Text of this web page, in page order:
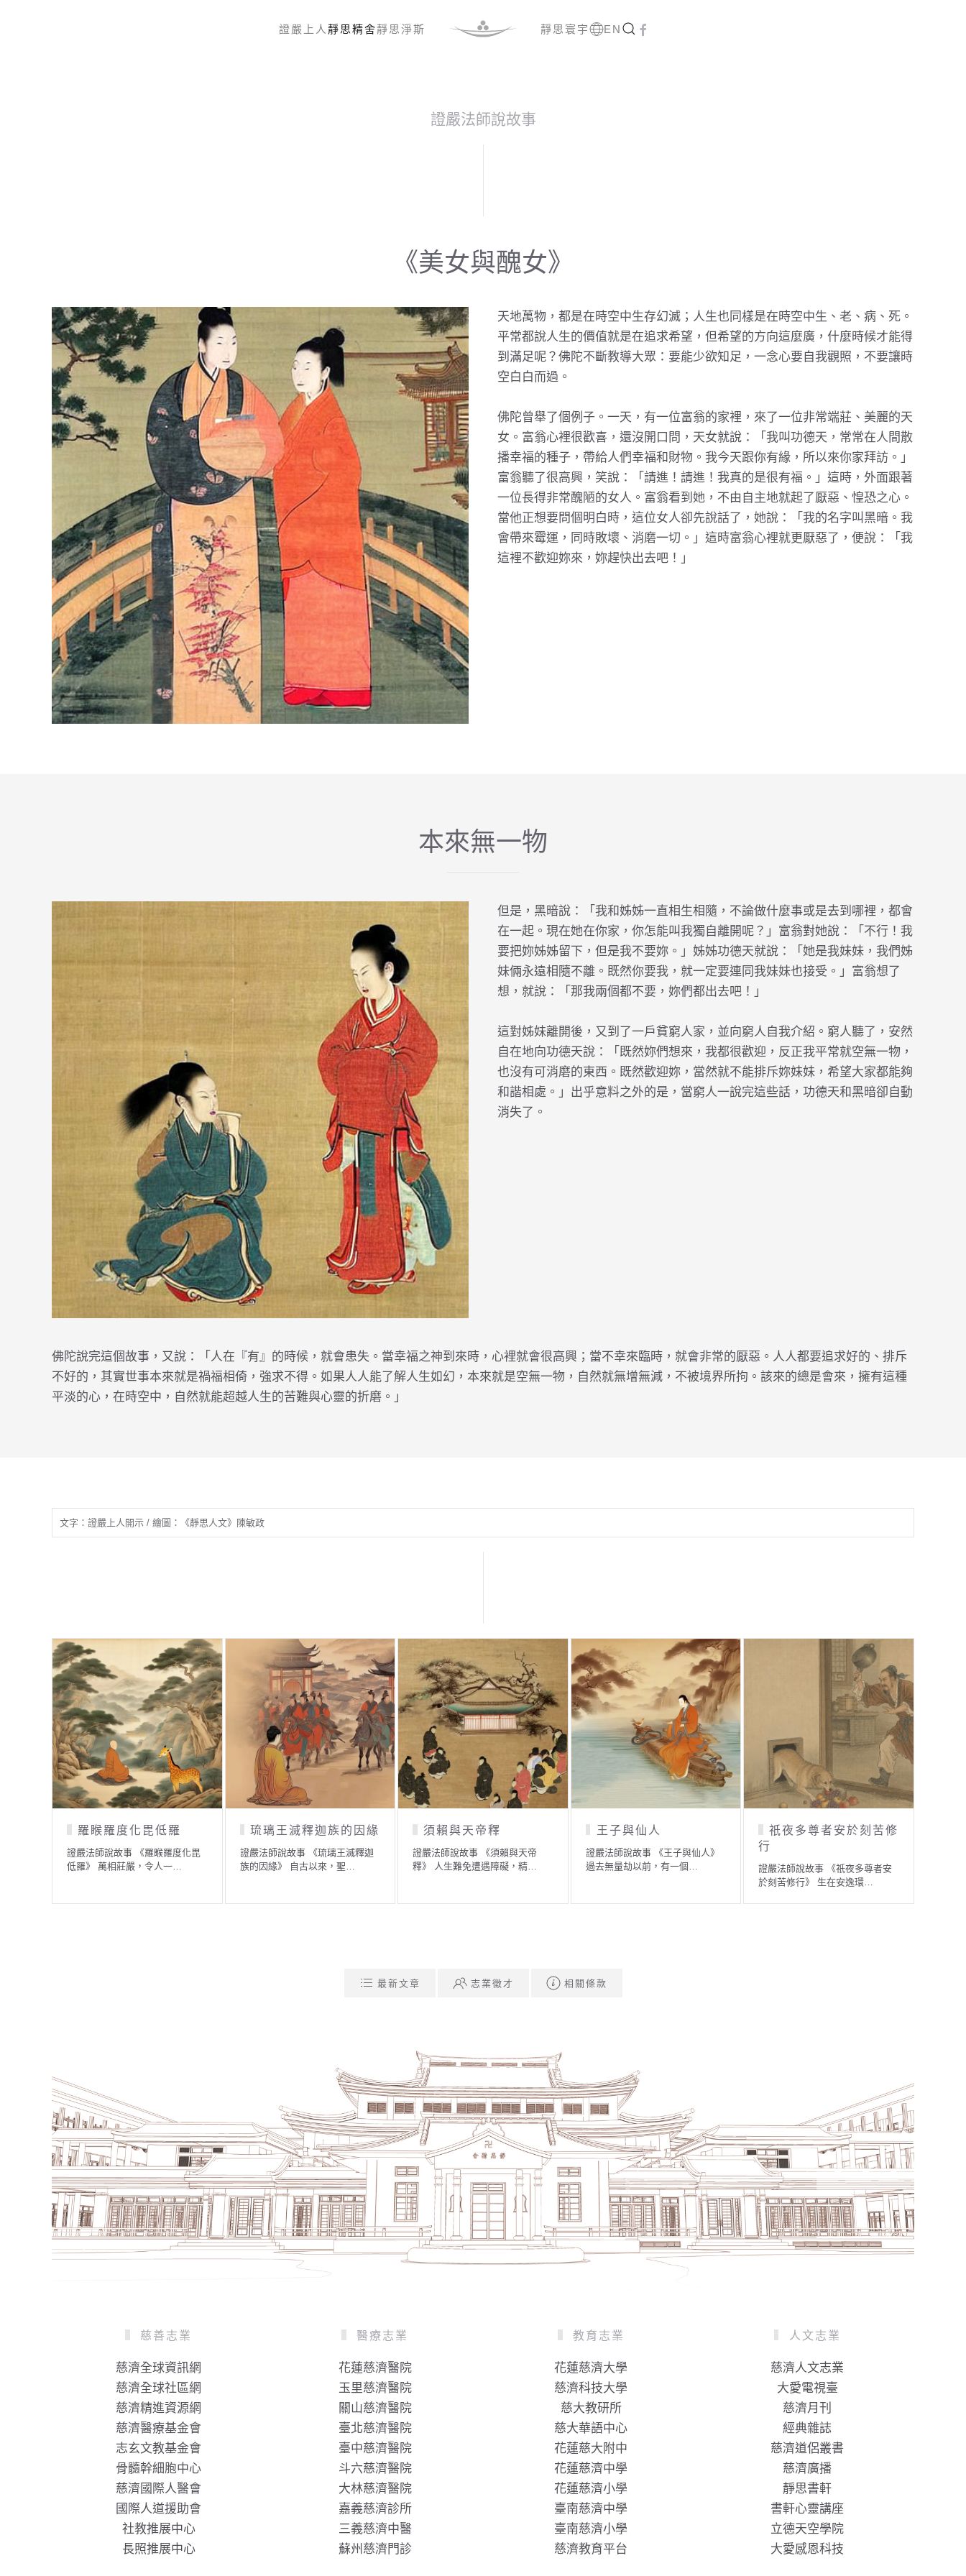
證嚴上人 靜思精舍靜思淨斯 靜思寰宇 EN
證嚴法師說故事
《美女與醜女》
天地萬物，都是在時空中生存幻滅；人生也同樣是在時空中生、老、病、死。
平常都說人生的價值就是在追求希望，但希望的方向這麼廣，什麼時候才能得
到滿足呢？佛陀不斷教導大眾：要能少欲知足，一念心要自我觀照，不要讓時
空白白而過。
佛陀曾舉了個例子。一天，有一位富翁的家裡，來了一位非常端莊、美麗的天
女。富翁心裡很歡喜，還沒開口問，天女就說：「我叫功德天，常常在人間散
播幸福的種子，帶給人們幸福和財物。我今天跟你有緣，所以來你家拜訪。」
富翁聽了很高興，笑說：「請進！請進！我真的是很有福。」這時，外面跟著
一位長得非常醜陋的女人。富翁看到她，不由自主地就起了厭惡、惶恐之心。
當他正想要問個明白時，這位女人卻先說話了，她說：「我的名字叫黑暗。我
會帶來霉運，同時敗壞、消磨一切。」這時富翁心裡就更厭惡了，便說：「我
這裡不歡迎妳來，妳趕快出去吧！」
本來無一物
但是，黑暗說：「我和姊姊一直相生相隨，不論做什麼事或是去到哪裡，都會
在一起。現在她在你家，你怎能叫我獨自離開呢？」富翁對她說：「不行！我
要把妳姊姊留下，但是我不要妳。」姊姊功德天就說：「她是我妹妹，我們姊
妹倆永遠相隨不離。既然你要我，就一定要連同我妹妹也接受。」富翁想了
想，就說：「那我兩個都不要，妳們都出去吧！」
這對姊妹離開後，又到了一戶貧窮人家，並向窮人自我介紹。窮人聽了，安然
自在地向功德天說：「既然妳們想來，我都很歡迎，反正我平常就空無一物，
也沒有可消磨的東西。既然歡迎妳，當然就不能排斥妳妹妹，希望大家都能夠
和諧相處。」出乎意料之外的是，當窮人一說完這些話，功德天和黑暗卻自動
消失了。
佛陀說完這個故事，又說：「人在『有』的時候，就會患失。當幸福之神到來時，心裡就會很高興；當不幸來臨時，就會非常的厭惡。人人都要追求好的、排斥
不好的，其實世事本來就是禍福相倚，強求不得。如果人人能了解人生如幻，本來就是空無一物，自然就無增無減，不被境界所拘。該來的總是會來，擁有這種
平淡的心，在時空中，自然就能超越人生的苦難與心靈的折磨。」
文字：證嚴上人開示 / 繪圖：《靜思人文》陳敏政
琉璃王滅釋迦族的因緣
證嚴法師說故事 《琉璃王滅釋迦
族的因緣》 自古以來，聖…
須賴與天帝釋
證嚴法師說故事 《須賴與天帝
釋》 人生難免遭遇障礙，精…
王子與仙人
證嚴法師說故事 《王子與仙人》
過去無量劫以前，有一個…
祇夜多尊者安於刻苦修
行
證嚴法師說故事 《祇夜多尊者安
撿栗子
證嚴法師說故事 《撿栗子》 有一
則日本童話故事 ── 山裡…
最新文章 志業徵才 相關條款
慈善志業
慈濟全球資訊網
慈濟全球社區網
慈濟精進資源網
慈濟醫療基金會
志玄文教基金會
骨髓幹細胞中心
慈濟國際人醫會
國際人道援助會
社教推展中心
長照推展中心
醫療志業
花蓮慈濟醫院
玉里慈濟醫院
關山慈濟醫院
臺北慈濟醫院
臺中慈濟醫院
斗六慈濟醫院
大林慈濟醫院
嘉義慈濟診所
三義慈濟中醫
蘇州慈濟門診
教育志業
花蓮慈濟大學
慈濟科技大學
慈大教研所
慈大華語中心
花蓮慈大附中
花蓮慈濟中學
花蓮慈濟小學
臺南慈濟中學
臺南慈濟小學
慈濟教育平台
人文志業
慈濟人文志業
大愛電視臺
慈濟月刊
經典雜誌
慈濟道侶叢書
慈濟廣播
靜思書軒
書軒心靈講座
立德天空學院
大愛感恩科技